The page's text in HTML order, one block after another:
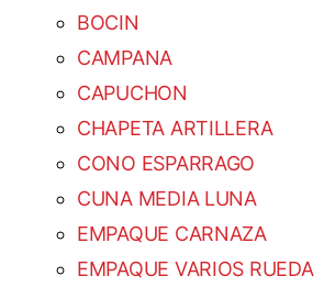
BOCIN
CAMPANA
CAPUCHON
CHAPETA ARTILLERA
CONO ESPARRAGO
CUNA MEDIA LUNA
EMPAQUE CARNAZA
EMPAQUE VARIOS RUEDA